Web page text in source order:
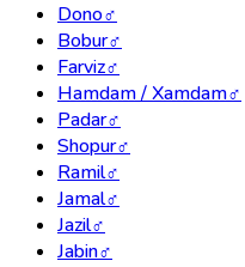
Dono♂
Bobur♂
Farviz♂
Hamdam / Xamdam♂
Padar♂
Shopur♂
Ramil♂
Jamal♂
Jazil♂
Jabin♂